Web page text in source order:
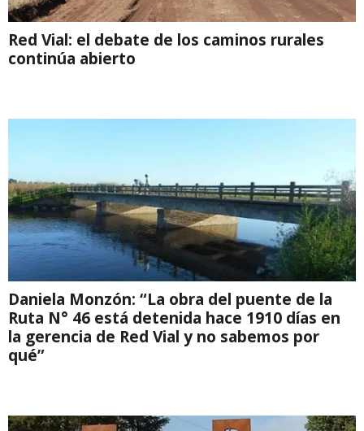
Red Vial: el debate de los caminos rurales
continúa abierto
Daniela Monzón: “La obra del puente de la
Ruta N° 46 está detenida hace 1910 días en
la gerencia de Red Vial y no sabemos por
qué”